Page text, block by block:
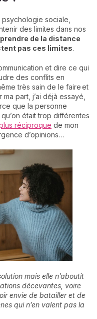
sociale,
des limites dans nos
prendre de la distance
pas ces limites.
et dire ce qui
des conflits en
très sain de le faire et
part, j’ai déjà essayé,
que la personne
était trop différentes
réciproque de mon
d’opinions…
mais elle n’aboutit
décevantes, voire
envie de batailler et de
qui n’en valent pas la